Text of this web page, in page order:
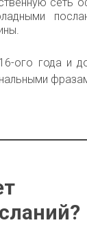
ого года и